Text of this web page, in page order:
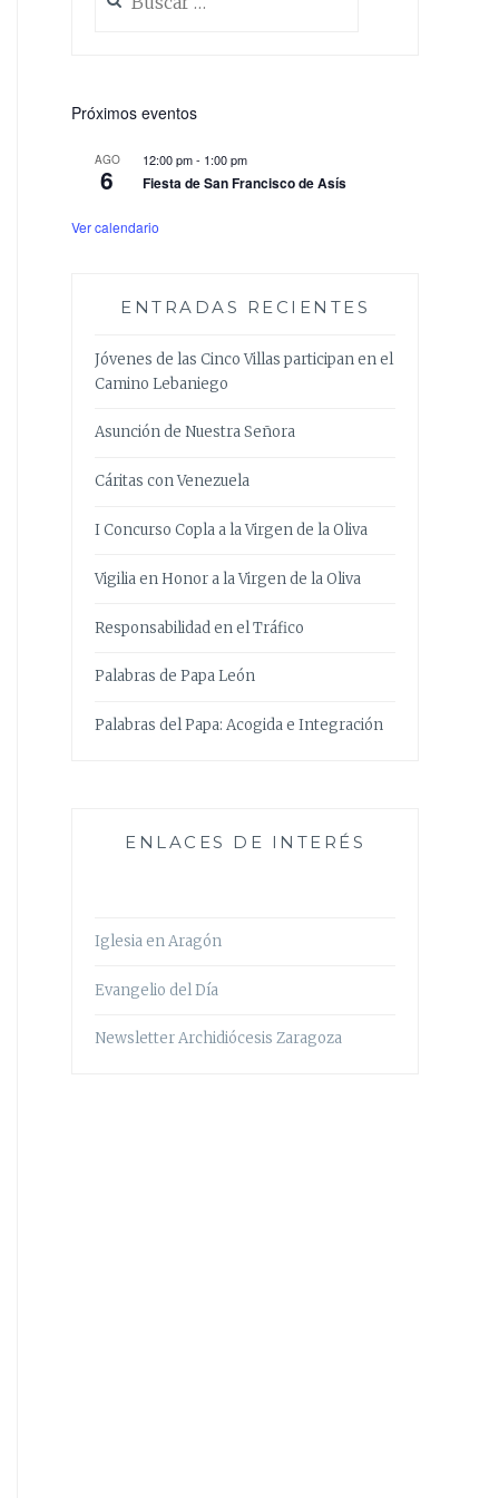
Próximos eventos
AGO
6
12:00 pm- 1:00 pm
Fiesta de San Francisco de Asís
Ver calendario
ENTRADAS RECIENTES
Jóvenes de las Cinco Villas participan en el
Camino Lebaniego
Asunción de Nuestra Señora
Cáritas con Venezuela
I Concurso Copla a la Virgen de la Oliva
Vigilia en Honor a la Virgen de la Oliva
Responsabilidad en el Tráfico
Palabras de Papa León
Palabras del Papa: Acogida e Integración
ENLACES DE INTERÉS
Iglesia en Aragón
Evangelio del Día
Newsletter Archidiócesis Zaragoza